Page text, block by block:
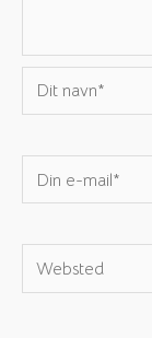
Dit
navn*
Din
e-
Websted